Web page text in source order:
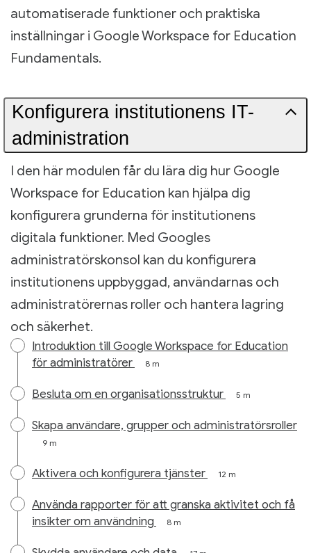
automatiserade funktioner och praktiska
inställningar i Google Workspace for Education
Fundamentals.
Konfigurera institutionens IT-
administration
I den här modulen får du lära dig hur Google
Workspace for Education kan hjälpa dig
konfigurera grunderna för institutionens
digitala funktioner. Med Googles
administratörskonsol kan du konfigurera
institutionens uppbyggad, användarnas och
administratörernas roller och hantera lagring
och säkerhet.
Introduktion till Google Workspace for Education
för administratörer
8 m
Besluta om en organisationsstruktur 5 m
Skapa användare, grupper och administratörsroller
9 m
Aktivera och konfigurera tjänster 12 m
Använda rapporter för att granska aktivitet och få
insikter om användning
8 m